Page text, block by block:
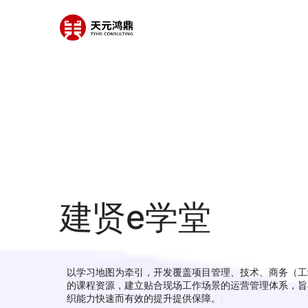
建贤e学堂
以学习地图为牵引，开发覆盖项目管理、技术、商务（
的课程资源，建立贴合现场工作场景的运营管理体系，
织能力快速而有效的提升提供保障。